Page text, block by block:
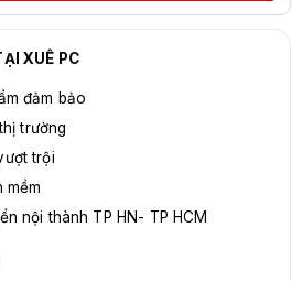
XUÊ PC
đảm bảo
trường
trội
mềm
nội thành TP HN- TP HCM